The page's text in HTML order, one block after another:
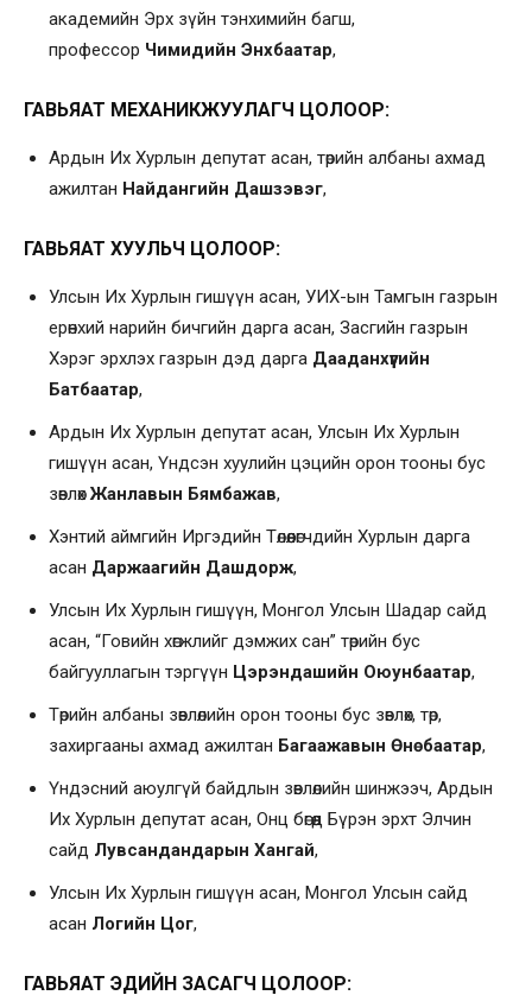
академийн Эрх зүйн тэнхимийн багш,
профессор Чимидийн Энхбаатар,
ГАВЬЯАТ МЕХАНИКЖУУЛАГЧ ЦОЛООР:
Ардын Их Хурлын депутат асан, төрийн албаны ахмад
ажилтан Найдангийн Дашзэвэг,
ГАВЬЯАТ ХУУЛЬЧ ЦОЛООР:
Улсын Их Хурлын гишүүн асан, УИХ-ын Тамгын газрын
ерөнхий нарийн бичгийн дарга асан, Засгийн газрын
Хэрэг эрхлэх газрын дэд дарга Дааданхүүгийн
Батбаатар,
Ардын Их Хурлын депутат асан, Улсын Их Хурлын
гишүүн асан, Үндсэн хуулийн цэцийн орон тооны бус
зөвлөхЖанлавын Бямбажав,
Хэнтий аймгийн Иргэдийн Төлөөлөгчдийн Хурлын дарга
асан Даржаагийн Дашдорж,
Улсын Их Хурлын гишүүн, Монгол Улсын Шадар сайд
асан, “Говийн хөгжлийг дэмжих сан” төрийн бус
байгууллагын тэргүүн Цэрэндашийн Оюунбаатар,
Төрийн албаны зөвлөлийн орон тооны бус зөвлөх, төр,
захиргааны ахмад ажилтан Багаажавын Өнөбаатар,
Үндэсний аюулгүй байдлын зөвлөлийн шинжээч, Ардын
Их Хурлын депутат асан, Онц бөгөөд Бүрэн эрхт Элчин
сайд Лувсандандарын Хангай,
Улсын Их Хурлын гишүүн асан, Монгол Улсын сайд
асан Логийн Цог,
ГАВЬЯАТ ЭДИЙН ЗАСАГЧ ЦОЛООР: